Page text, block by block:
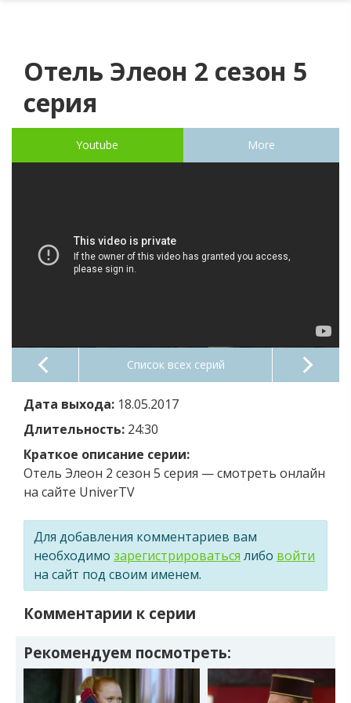
Отель Элеон 2 сезон 5
серия
Youtube More
Список всех серий
Дата выхода: 18.05.2017
Длительность: 24:30
Краткое описание серии:
Отель Элеон 2 сезон 5 серия — смотреть онлайн
на сайте UniverTV
Для добавления комментариев вам
необходимо зарегистрироваться либо войти
на сайт под своим именем.
Комментарии к серии
Рекомендуем посмотреть: